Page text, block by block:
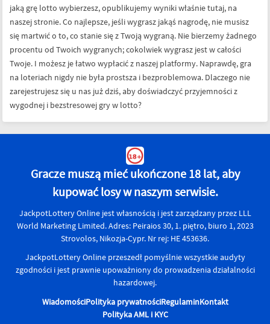
jaką grę lotto wybierzesz, opublikujemy wyniki właśnie tutaj, na
naszej stronie. Co najlepsze, jeśli wygrasz jakąś nagrodę, nie musisz
się martwić o to, co stanie się z Twoją wygraną. Nie bierzemy żadnego
procentu od Twoich wygranych; cokolwiek wygrasz jest w całości
Twoje. I możesz je łatwo wypłacić z naszej platformy. Naprawdę, gra
na loteriach nigdy nie była prostsza i bezproblemowa. Dlaczego nie
zarejestrujesz się u nas już dziś, aby doświadczyć przyjemności z
wygodnej i bezstresowej gry w lotto?
Gracze muszą mieć ukończone 18 lat, aby
kupować losy w naszym serwisie.
JackpotLottery Online jest własnością i jest zarządzany przez LLL
World Marketing Limited. Adres: Peiraios 30, 1. piętro, biuro 1, 2023
Strovolos, Nikozja-Cypr. Nr rej: HE 453636.
JackpotLottery Online przeszedł pomyślnie wszystkie audyty
zgodności i jest prawnie upoważniony do prowadzenia działalności
hazardowej.
WiadomościPolityka prywatnościRegulaminKontakt
Polityka AML i KYC